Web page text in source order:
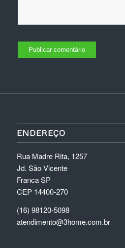
ENDEREÇO
Rua Madre Rita, 1257
Jd. São Vicente
Franca SP
CEP 14400-270
(16) 98120-5098
atendimento@3home.com.br